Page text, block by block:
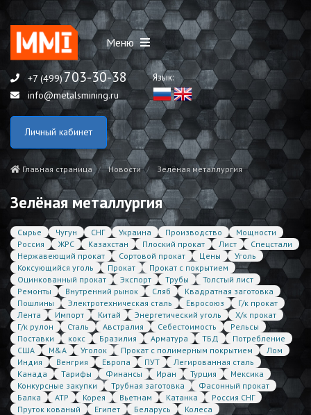
Меню
+7 (499)703-30-38
info@metalsmining.ru
Язык:
Личный кабинет
Главная страница Новости Зелёная металлургия
Зелёная металлургия
Сырье Чугун СНГ Украина Производство
Мощности
Россия
ЖРС Казахстан Плоский прокат Лист
Спецстали
Нержавеющий прокат
Сортовой прокат Цены
Уголь
Коксующийся уголь
Прокат
Прокат с покрытием
Оцинкованный прокат
Экспорт Трубы
Толстый лист
Ремонты
Внутренний рынок Сляб
Квадратная заготовка
Пошлины
Электротехническая сталь Евросоюз
Г/к прокат
Лента
Импорт Китай Энергетический уголь
Х/к прокат
Г/к рулон
Сталь Австралия Себестоимость
Рельсы
Поставки
кокс Бразилия Арматура ТБД
Потребление
США
M&A Уголок Прокат с полимерным покрытием
Лом
Индия
Венгрия Европа ПУТ
Легированная сталь
Канада
Тарифы Финансы Иран Турция
Мексика
Конкурсные закупки
Трубная заготовка
Фасонный прокат
Балка
АТР Корея Вьетнам Катанка
Россия СНГ
Пруток кованый
Египет Беларусь
Колеса